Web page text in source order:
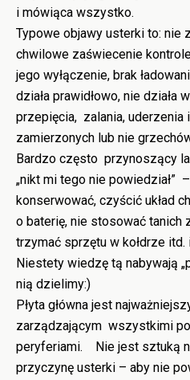
i mówiąca wszystko.
Typowe objawy usterki to: nie
chwilowe zaświecenie
jego wyłączenie, brak
działa prawidłowo, nie działa
przepięcia, zalania, uderzenia
zamierzonych lub nie
Bardzo często przynoszący
„nikt mi tego nie powiedział”
konserwować, czyścić układ
o baterię, nie stosować tanich
trzymać sprzętu w kołdrze
Niestety wiedzę tą nabywają
nią dzielimy:)
Płyta główna jest
zarządzającym wszystkimi
peryferiami. Nie jest sztuką
przyczynę usterki – aby nie